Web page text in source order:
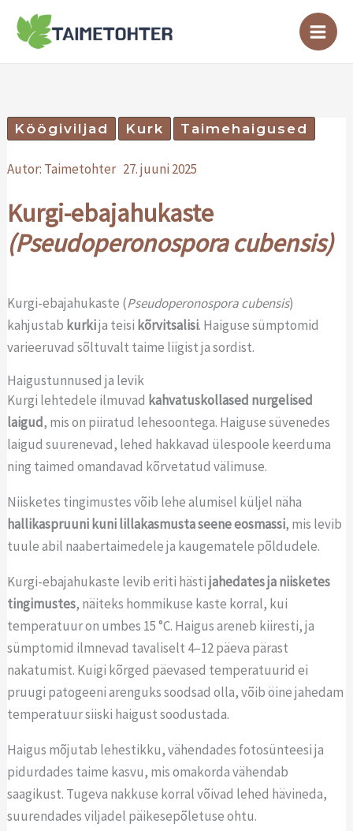
content
Köögiviljad Kurk Taimehaigused
Autor: Taimetohter 27. juuni 2025
Kurgi-ebajahukaste
(Pseudoperonospora cubensis)
Kurgi-ebajahukaste (Pseudoperonospora cubensis)
kahjustab kurkija teisi kõrvitsalisi. Haiguse sümptomid
varieeruvad sõltuvalt taime liigist ja sordist.
Haigustunnused ja levik
Kurgi lehtedele ilmuvad kahvatuskollased nurgelised
laigud, mis on piiratud lehesoontega. Haiguse süvenedes
laigud suurenevad, lehed hakkavad ülespoole keerduma
ning taimed omandavad kõrvetatud välimuse.
Niisketes tingimustes võib lehe alumisel küljel näha
hallikaspruuni kuni lillakasmusta seene eosmassi, mis levib
tuule abil naabertaimedele ja kaugematele põldudele.
Kurgi-ebajahukaste levib eriti hästijahedates ja niisketes
tingimustes, näiteks hommikuse kaste korral, kui
temperatuur on umbes 15 °C. Haigus areneb kiiresti, ja
sümptomid ilmnevad tavaliselt 4–12 päeva pärast
nakatumist. Kuigi kõrged päevased temperatuurid ei
pruugi patogeeni arenguks soodsad olla, võib öine jahedam
temperatuur siiski haigust soodustada.
Haigus mõjutab lehestikku, vähendades fotosünteesi ja
pidurdades taime kasvu, mis omakorda vähendab
saagikust. Tugeva nakkuse korral võivad lehed hävineda,
suurendades viljadel päikesepõletuse ohtu.